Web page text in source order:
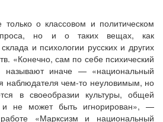
о классовом и политическом
но и о таких вещах, как
и психологии русских и других
«Конечно, сам по себе психический
иначе — «национальный
наблюдателя чем-то неуловимым, но
в своеобразии культуры, общей
не может быть игнорирован», —
«Марксизм и национальный